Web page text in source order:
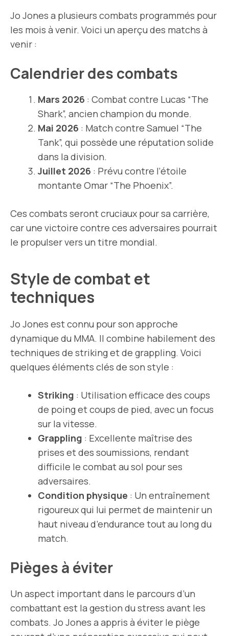
Jo Jones a plusieurs combats programmés pour
les mois à venir. Voici un aperçu des matchs à
venir :
Calendrier des combats
Mars 2026 : Combat contre Lucas “The
Shark”, ancien champion du monde.
Mai 2026 : Match contre Samuel “The
Tank”, qui possède une réputation solide
dans la division.
Juillet 2026 : Prévu contre l’étoile
montante Omar “The Phoenix”.
Ces combats seront cruciaux pour sa carrière,
car une victoire contre ces adversaires pourrait
le propulser vers un titre mondial.
Style de combat et
techniques
Jo Jones est connu pour son approche
dynamique du MMA. Il combine habilement des
techniques de striking et de grappling. Voici
quelques éléments clés de son style :
Striking : Utilisation efficace des coups
de poing et coups de pied, avec un focus
sur la vitesse.
Grappling : Excellente maîtrise des
prises et des soumissions, rendant
difficile le combat au sol pour ses
adversaires.
Condition physique : Un entraînement
rigoureux qui lui permet de maintenir un
haut niveau d’endurance tout au long du
match.
Pièges à éviter
Un aspect important dans le parcours d’un
combattant est la gestion du stress avant les
combats. Jo Jones a appris à éviter le piège